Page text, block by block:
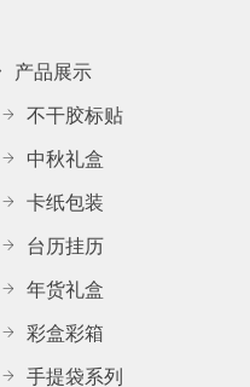
产品展示
不干胶标贴
中秋礼盒
卡纸包装
台历挂历
年货礼盒
彩盒彩箱
手提袋系列